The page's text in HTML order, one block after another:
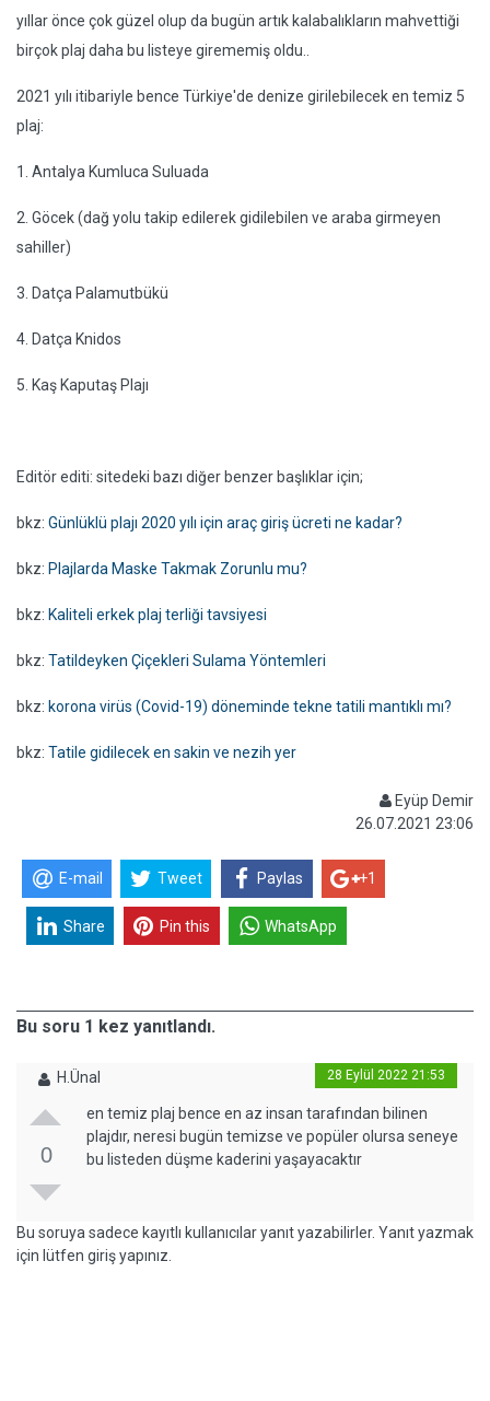
yıllar önce çok güzel olup da bugün artık kalabalıkların mahvettiği
birçok plaj daha bu listeye girememiş oldu..
2021 yılı itibariyle bence Türkiye'de denize girilebilecek en temiz 5
plaj:
1. Antalya Kumluca Suluada
2. Göcek (dağ yolu takip edilerek gidilebilen ve araba girmeyen
sahiller)
3. Datça Palamutbükü
4. Datça Knidos
5. Kaş Kaputaş Plajı
Editör editi: sitedeki bazı diğer benzer başlıklar için;
bkz: Günlüklü plajı 2020 yılı için araç giriş ücreti ne kadar?
bkz: Plajlarda Maske Takmak Zorunlu mu?
bkz: Kaliteli erkek plaj terliği tavsiyesi
bkz: Tatildeyken Çiçekleri Sulama Yöntemleri
bkz: korona virüs (Covid-19) döneminde tekne tatili mantıklı mı?
bkz: Tatile gidilecek en sakin ve nezih yer
Eyüp Demir
26.07.2021 23:06
E-mail Tweet Paylas +1
Share Pin this WhatsApp
Bu soru 1 kez yanıtlandı.
H.Ünal 28 Eylül 2022 21:53
0
en temiz plaj bence en az insan tarafından bilinen
plajdır, neresi bugün temizse ve popüler olursa seneye
bu listeden düşme kaderini yaşayacaktır
Bu soruya sadece kayıtlı kullanıcılar yanıt yazabilirler. Yanıt yazmak
için lütfen giriş yapınız.